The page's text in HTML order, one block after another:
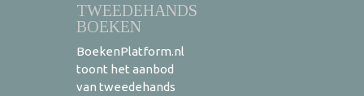
TWEEDEHANDS
BOEKEN
BoekenPlatform.nl
toont het aanbod
van tweedehands